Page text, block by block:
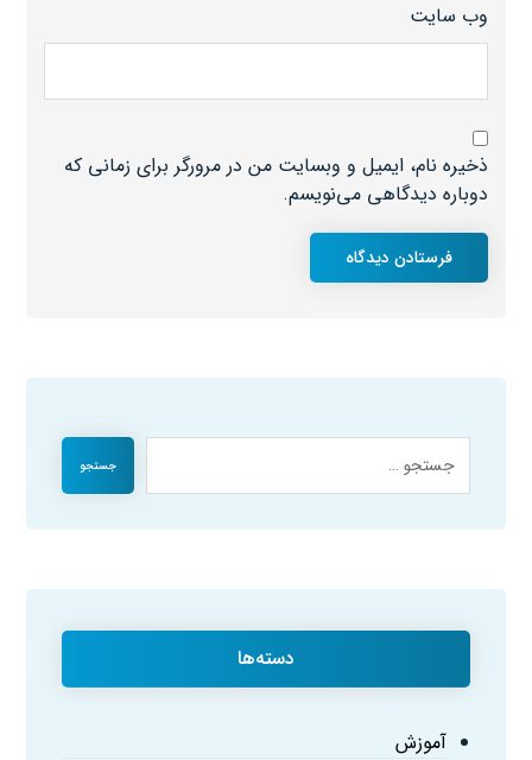
وب‌ سایت
ذخیره نام، ایمیل و وبسایت من در مرورگر برای زمانی که
دوباره دیدگاهی می‌نویسم.
فرستادن دیدگاه
جستجو
دسته‌ها
آموزش